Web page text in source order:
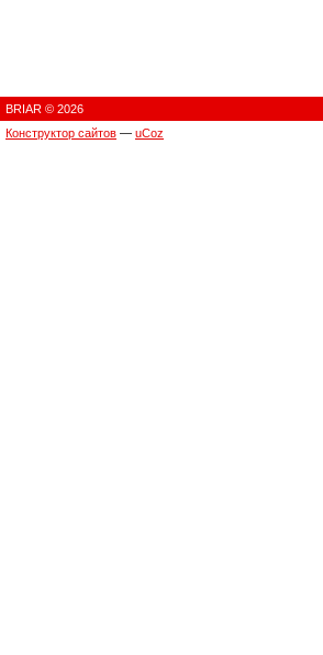
BRIAR © 2026
Конструктор сайтов — uCoz